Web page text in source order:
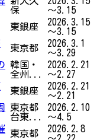
保
～3.15
東銀座
2026.3.15
～3.15
東京都
2026.3.1
～3.29
韓国・
全州...
2026.2.21
～2.27
東銀座
2026.2.21
～2.21
東京都
台東...
2026.2.10
～4.5
東京都
2026.2.8